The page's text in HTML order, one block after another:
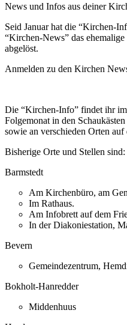
News und Infos aus deiner
Seid Januar hat die “Kirchen-
“Kirchen-News” das
abgelöst.
Anmelden zu den Kirchen
Die “Kirchen-Info” findet ihr
Folgemonat in den
sowie an verschieden Orten
Bisherige Orte und Stellen sind:
Barmstedt
Am Kirchenbüro, am
Im Rathaus.
Am Infobrett auf dem
In der Diakoniestation,
Bevern
Gemeindezentrum,
Bokholt-Hanredder
Middenhuus